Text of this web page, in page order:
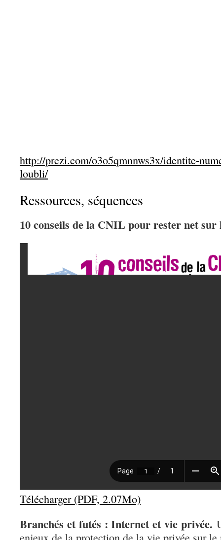
http://prezi.com/o3o5qmnnws3x/identite-
loubli/
Ressources, séquences
10 conseils de la CNIL pour rester net sur
Télécharger (PDF, 2.07Mo)
Branchés et futés : Internet et vie privée.
enjeux de la protection de la vie privée sur le